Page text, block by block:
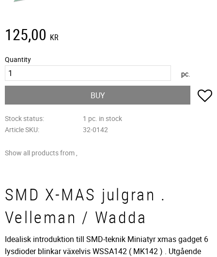
125,00 KR
Quantity
pc.
BUY
Stock status
1 pc. in stock
Article SKU
32-0142
Show all products from ,
SMD X-MAS julgran .
Velleman / Wadda
Idealisk introduktion till SMD-teknik Miniatyr xmas gadget 6
lysdioder blinkar växelvis WSSA142 ( MK142 ) . Utgående